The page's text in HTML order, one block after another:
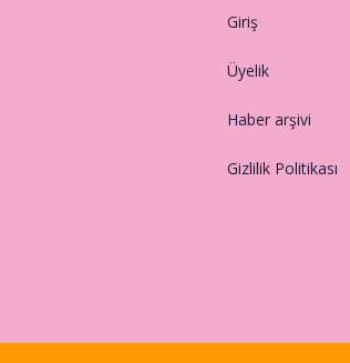
Giriş
Üyelik
Haber arşivi
Gizlilik Politikası